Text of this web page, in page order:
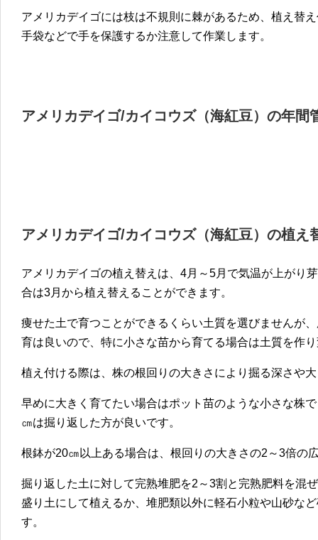
アメリカデイゴには枝は不規則に棘があるため、植え替
手袋などで手を保護するか注意して作業します。
アメリカデイゴ/カイコウズ（海紅豆）の年間
アメリカデイゴ/カイコウズ（海紅豆）の植え
アメリカデイゴの植え替えは、4月～5月で気温が上がり
合は3月から植え替えることができます。
痩せた土で育つことができるくらい土質を選びませんが
育は良いので、特に小さな苗から育てる場合は土質を作
植え付ける際は、株の根回りの大きさにより掘る深さや
早めに大きく育てたい場合はポット苗のような小さな株
㎝は掘り返した方が良いです。
根鉢が20㎝以上ある場合は、根回りの大きさの2～3倍の
掘り返した土に対して完熟堆肥を2～3割と完熟肥料を混
盛り土にして植えるか、堆肥類以外に軽石小粒や山砂な
す。